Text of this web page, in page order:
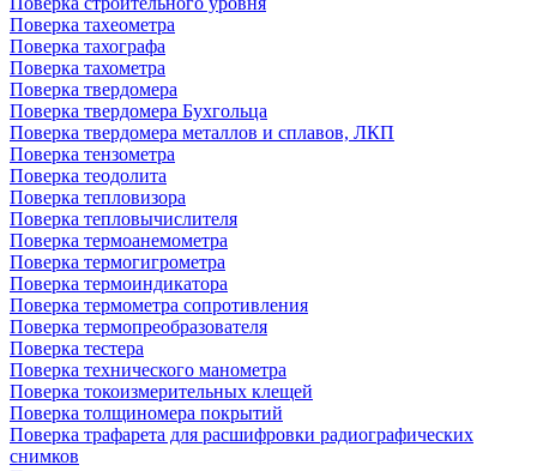
Поверка тахеометра
Поверка тахографа
Поверка тахометра
Поверка твердомера
Поверка твердомера Бухгольца
Поверка твердомера металлов и сплавов, ЛКП
Поверка тензометра
Поверка теодолита
Поверка тепловизора
Поверка тепловычислителя
Поверка термоанемометра
Поверка термогигрометра
Поверка термоиндикатора
Поверка термометра сопротивления
Поверка термопреобразователя
Поверка тестера
Поверка технического манометра
Поверка токоизмерительных клещей
Поверка толщиномера покрытий
Поверка трафарета для расшифровки радиографических
снимков